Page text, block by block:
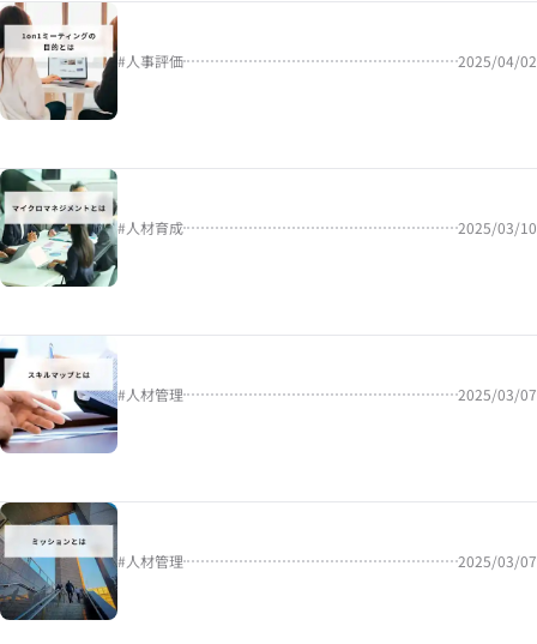
#人事評価 2025/04/02
#人材育成 2025/03/10
#人材管理 2025/03/07
#人材管理 2025/03/07